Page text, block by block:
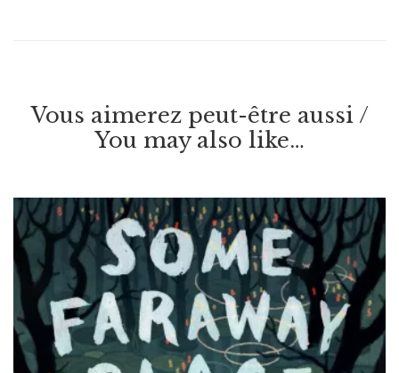
Vous aimerez peut-être aussi /
You may also like…